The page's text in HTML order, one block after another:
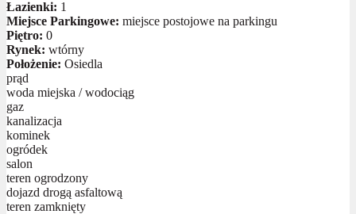
Łazienki: 1
Miejsce Parkingowe: miejsce postojowe na parkingu
Piętro: 0
Rynek: wtórny
Położenie: Osiedla
prąd
woda miejska / wodociąg
gaz
kanalizacja
kominek
ogródek
salon
teren ogrodzony
dojazd drogą asfaltową
teren zamknięty